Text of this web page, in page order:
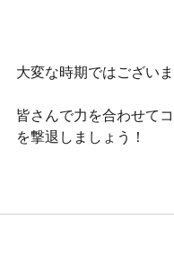
大変な時期ではござい
皆さんで力を合わせて
を撃退しましょう！